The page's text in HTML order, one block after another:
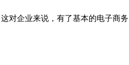
企业来说，有了基本的电子商务